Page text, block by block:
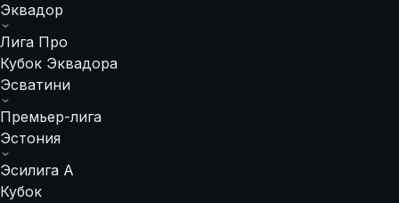
Эквадор
Лига Про
Кубок Эквадора
Эсватини
Премьер-лига
Эстония
Эсилига А
Кубок